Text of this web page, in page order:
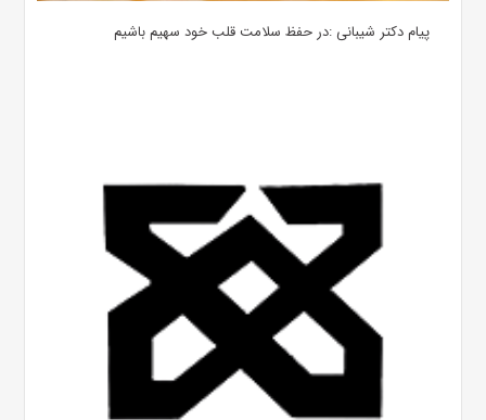
پیام دکتر شیبانی :در حفظ سلامت قلب خود سهیم باشیم